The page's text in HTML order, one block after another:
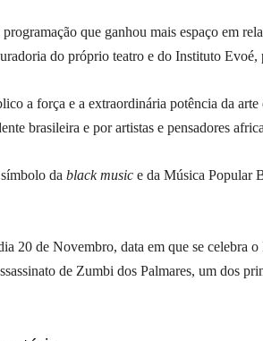
que ganhou mais espaço em
do próprio teatro e do Instituto
a força e a extraordinária potência da
brasileira e por artistas e pensadores
da black music e da Música Popular
20 de Novembro, data em que se celebra
de Zumbi dos Palmares, um dos